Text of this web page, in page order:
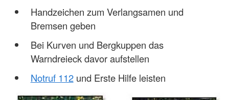
Handzeichen zum Verlangsamen und
Bremsen geben
Bei Kurven und Bergkuppen das
Warndreieck davor aufstellen
Notruf 112und Erste Hilfe leisten